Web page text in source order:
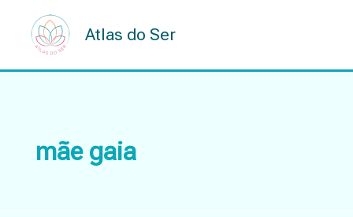
content
Atlas do Ser
mãe gaia